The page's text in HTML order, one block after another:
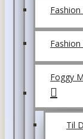
Foggy
Til